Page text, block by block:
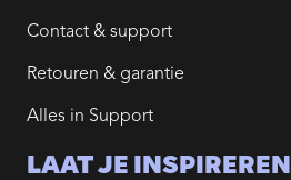
Contact & support
Retouren & garantie
Alles in Support
LAAT JE INSPIREREN